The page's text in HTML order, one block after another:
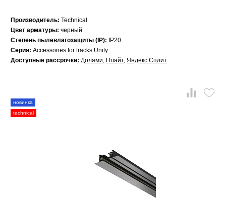
Производитель: Technical
Цвет арматуры: черный
Степень пылевлагозащиты (IP):
IP20
Серия: Accessories for tracks Unity
Доступные рассрочки: Долями, Плайт, Яндекс.Сплит
новинка
technical